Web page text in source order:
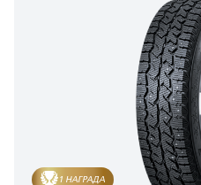
1 НАГРАДА